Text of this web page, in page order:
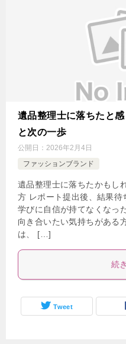
遺品整理士に落ちたと
と次の一歩
公開日： 2026年2月4日
ファッションブランド
遺品整理士に落ちたかもし
方 レポート提出後、結果
学びに自信が持てなくなっ
向き合いたい気持ちがある
は、 […]
続
Tweet